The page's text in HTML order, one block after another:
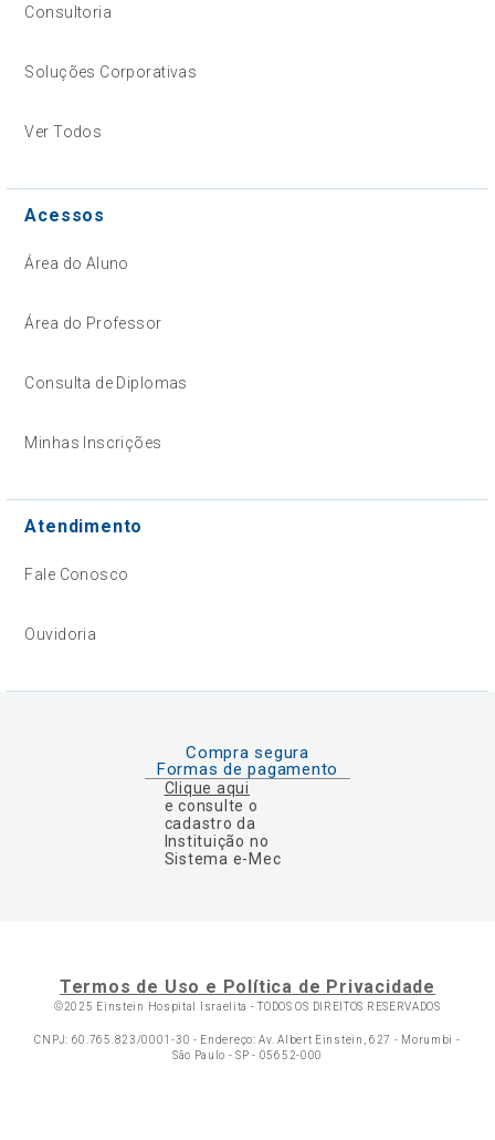
Consultoria
Soluções Corporativas
Ver Todos
Acessos
Área do Aluno
Área do Professor
Consulta de Diplomas
Minhas Inscrições
Atendimento
Fale Conosco
Ouvidoria
Compra segura
Formas de pagamento
Clique aqui
e consulte o
cadastro da
Instituição no
Sistema e-Mec
Termos de Uso e Política de Privacidade
©2025 Einstein Hospital Israelita -TODOS OS DIREITOS RESERVADOS
CNPJ: 60.765.823/0001-30 - Endereço: Av. Albert Einstein, 627 - Morumbi -
São Paulo - SP - 05652-000